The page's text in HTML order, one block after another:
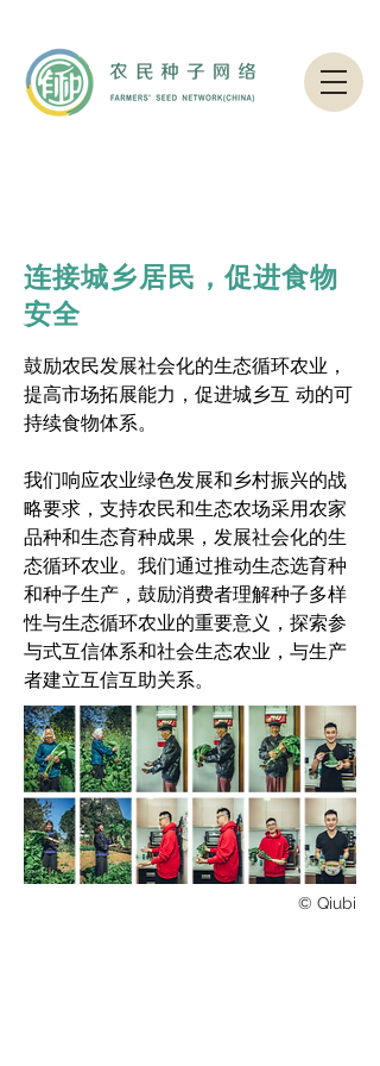
连接城乡居民，促进食物
安全
鼓励农民发展社会化的生态循环农业，
提高市场拓展能力，促进城乡互 动的可
持续食物体系。
我们响应农业绿色发展和乡村振兴的战
略要求，支持农民和生态农场采用农家
品种和生态育种成果，发展社会化的生
态循环农业。我们通过推动生态选育种
和种子生产，鼓励消费者理解种子多样
性与生态循环农业的重要意义，探索参
与式互信体系和社会生态农业，与生产
者建立互信互助关系。
CASE STUDY
© Qiubi